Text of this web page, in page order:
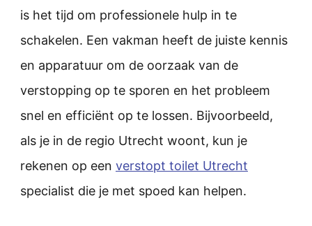
is het tijd om professionele hulp in te
schakelen. Een vakman heeft de juiste kennis
en apparatuur om de oorzaak van de
verstopping op te sporen en het probleem
snel en efficiënt op te lossen. Bijvoorbeeld,
als je in de regio Utrecht woont, kun je
rekenen op een verstopt toilet Utrecht
specialist die je met spoed kan helpen.